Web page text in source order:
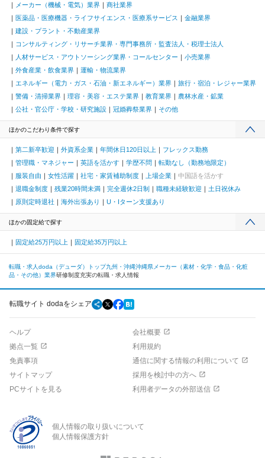
メーカー（機械・電気）業界
商社業界
医薬品・医療機器・ライフサイエンス・医療系サービス
金融業界
建設・プラント・不動産業界
コンサルティング・リサーチ業界・専門事務所・監査法人・税理士法人
人材サービス・アウトソーシング業界・コールセンター
小売業界
外食産業・飲食業界
運輸・物流業界
エネルギー（電力・ガス・石油・新エネルギー）業界
旅行・宿泊・レジャー業界
警備・清掃業界
理容・美容・エステ業界 教育業界
農林水産・鉱業
公社・官公庁・学校・研究施設
冠婚葬祭業界 その他
ほかのこだわり条件で探す
第二新卒歓迎 外資系企業 年間休日120日以上
フレックス勤務
管理職・マネジャー
英語を活かす 学歴不問
転勤なし（勤務地限定）
服装自由
女性活躍 社宅・家賃補助制度 上場企業
中国語を活かす
退職金制度
残業20時間未満 完全週休2日制 職種未経験歓迎
土日祝休み
原則定時退社
海外出張あり U・Iターン支援あり
ほかの固定給で探す
固定給25万円以上 固定給35万円以上
転職・求人doda（デューダ）トップ九州・沖縄沖縄県 メーカー（素材・化学・食品・化粧
品・その他）業界研修制度充実の転職・求人情報
転職サイト dodaをシェア
ヘルプ
会社概要
拠点一覧
利用規約
免責事項
通信に関する情報の利用について
サイトマップ
採用を検討中の方へ
PCサイトを見る
利用者データの外部送信
個人情報の取り扱いについて
個人情報保護方針